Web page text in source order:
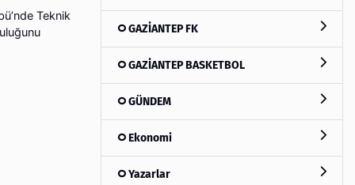
Teknik
GAZİANTEP FK
GAZİANTEP BASKETBOL
GÜNDEM
Ekonomi
Yazarlar